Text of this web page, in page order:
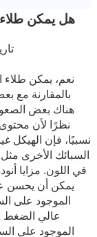
هل يمكن طلاء
تاريخ
نعم، يمكن طلاء
بالمقارنة مع
هناك بعض
نظرًا لأن
نسبيًا، فإن الهيكل
السبائك الأخرى
يمكن أن يحسن
الموجود على